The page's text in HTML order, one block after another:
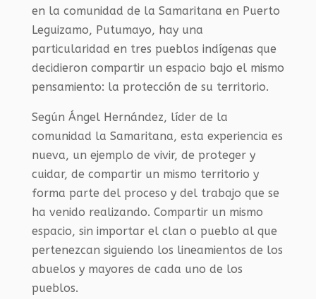
en la comunidad de la Samaritana en Puerto
Leguizamo, Putumayo, hay una
particularidad en tres pueblos indígenas que
decidieron compartir un espacio bajo el mismo
pensamiento: la protección de su territorio.
Según Ángel Hernández, líder de la
comunidad la Samaritana, esta experiencia es
nueva, un ejemplo de vivir, de proteger y
cuidar, de compartir un mismo territorio y
forma parte del proceso y del trabajo que se
ha venido realizando. Compartir un mismo
espacio, sin importar el clan o pueblo al que
pertenezcan siguiendo los lineamientos de los
abuelos y mayores de cada uno de los
pueblos.